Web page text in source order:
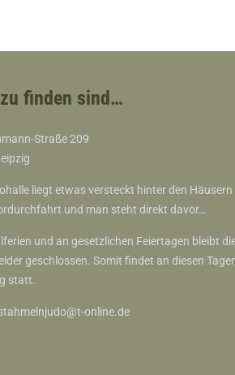
finden sind…
Straße 209
liegt etwas versteckt hinter den Häusern
und man steht direkt davor…
und an gesetzlichen Feiertagen bleibt
geschlossen. Somit findet an diesen
statt.
online.de